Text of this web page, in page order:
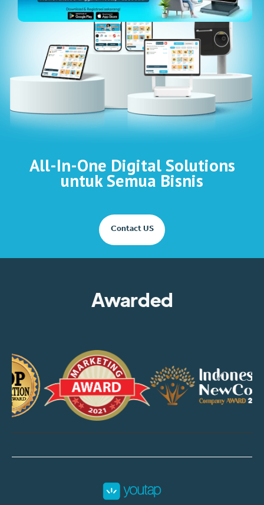
All-In-One Digital Solutions
untuk Semua Bisnis
Contact US
Awarded